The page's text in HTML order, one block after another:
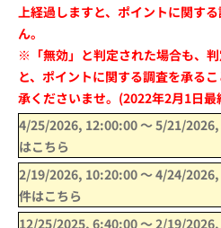
上経過しますと、ポイントに関す
ん。
※「無効」と判定された場合も、
と、ポイントに関する調査を承る
承くださいませ。(2022年2月1日最
4/25/2026, 12:00:00〜5/21/
はこちら
2/19/2026, 10:20:00〜4/24/
件はこちら
12/25/2025, 6:40:00〜 2/19/